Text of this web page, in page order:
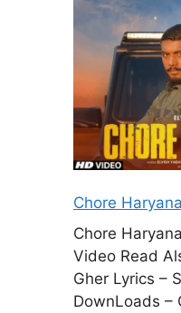
Chore
Chore
Video Read
Gher Lyrics –
DownLoads –